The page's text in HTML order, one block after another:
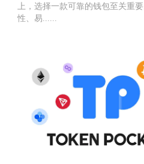
上，选择一款可靠的钱包至关重
性、易......